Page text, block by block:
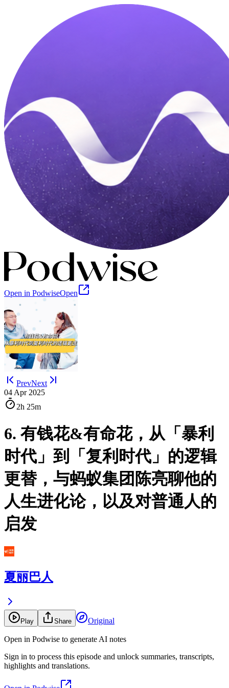
Open in PodwiseOpen
PrevNext
04 Apr 2025
2h 25m
6. 有钱花&有命花，从「暴利
时代」到「复利时代」的逻辑
更替，与蚂蚁集团陈亮聊他的
人生进化论，以及对普通人的
启发
夏丽巴人
Play Share Original
Open in Podwise to generate AI notes
Sign in to process this episode and unlock summaries, transcripts,
highlights and translations.